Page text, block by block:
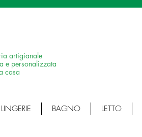
artigianale
e personalizzata
casa
LINGERIE BAGNO LETTO